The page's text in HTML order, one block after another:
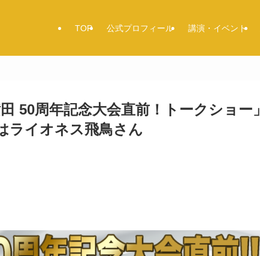
TOP 公式プロフィール 講演・イベント
50周年記念大会直前！トークショー」
ライオネス飛鳥さん